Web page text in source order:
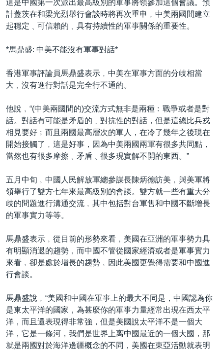
這是中國第一次派出最高級別的軍事將領參加這個會議。預
計蓋茨在和梁光烈舉行會談時將再次重申﹐中美兩國間建立
起穩定﹑可信賴的﹑具有持續性的軍事關係的重要性。
*馬鼎盛: 中美不能沒有軍事對話*
香港軍事評論員馬鼎盛表示﹐中美在軍事方面的分歧相當
大﹐沒有進行對話是完全行不通的。
他說﹐“(中美兩國間的)交流方式無非是兩種﹕戰爭或者是對
話。對話有可能是矛盾的﹑對抗性的對話，但是這總比兵戎
相見要好﹔而且兩國最高層次的軍人，在冷了幾年之後現在
開始接觸了﹐這是好事，因為中美兩國兩軍有很多共同點，
當然也有很多摩擦﹑矛盾﹑很多現實解不開的東西。”
五月中旬﹐中國人民解放軍總參謀長陳炳德訪美﹐與美軍將
領舉行了雙方七年來最高級別的會談。雙方就一些有重大分
歧的問題進行溝通交流﹐其中包括對台軍售和中國不斷增長
的軍事實力等等。
馬鼎盛表示﹐從目前的形勢來看﹐美國在亞洲的軍事勢力具
有明顯消退的趨勢﹐而中國不管從國家經濟或者是軍事實力
來看﹐卻是處於增長的趨勢﹐因此美國更覺得需要和中國進
行會談。
馬鼎盛說﹐“美國和中國在軍事上的最大不同是，中國認為你
是東太平洋的國家，為甚麼你的軍事力量經常出現在西太平
洋，而且還表現得非常強，但是美國說太平洋不是一個大
洋，它是一條河，我們是世界上离中國最近的一個大國，那
就是兩國對於海洋邊疆概念的不同，美國在東亞活動就表明